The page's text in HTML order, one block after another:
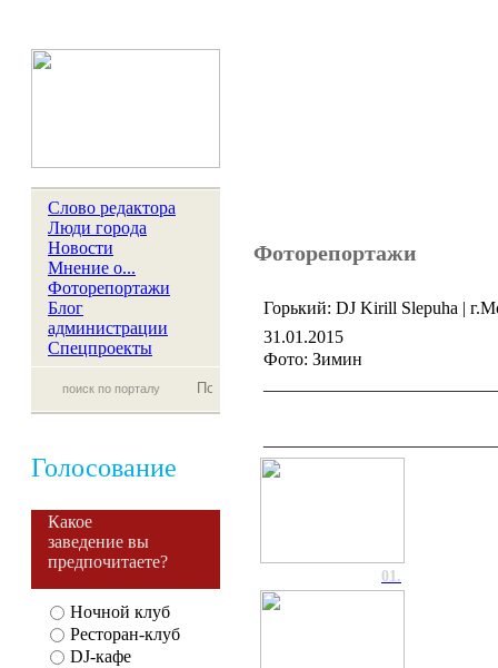
Слово редактора
Люди города
Новости
Мнение о...
Фоторепортажи
Блог
администрации
Спецпроекты
Голосование
Какое
заведение вы
предпочитаете?
Ночной клуб
Ресторан-клуб
DJ-кафе
Фоторепортажи
Горький: DJ Kirill Slepuha |
31.01.2015
Фото: Зимин
01.